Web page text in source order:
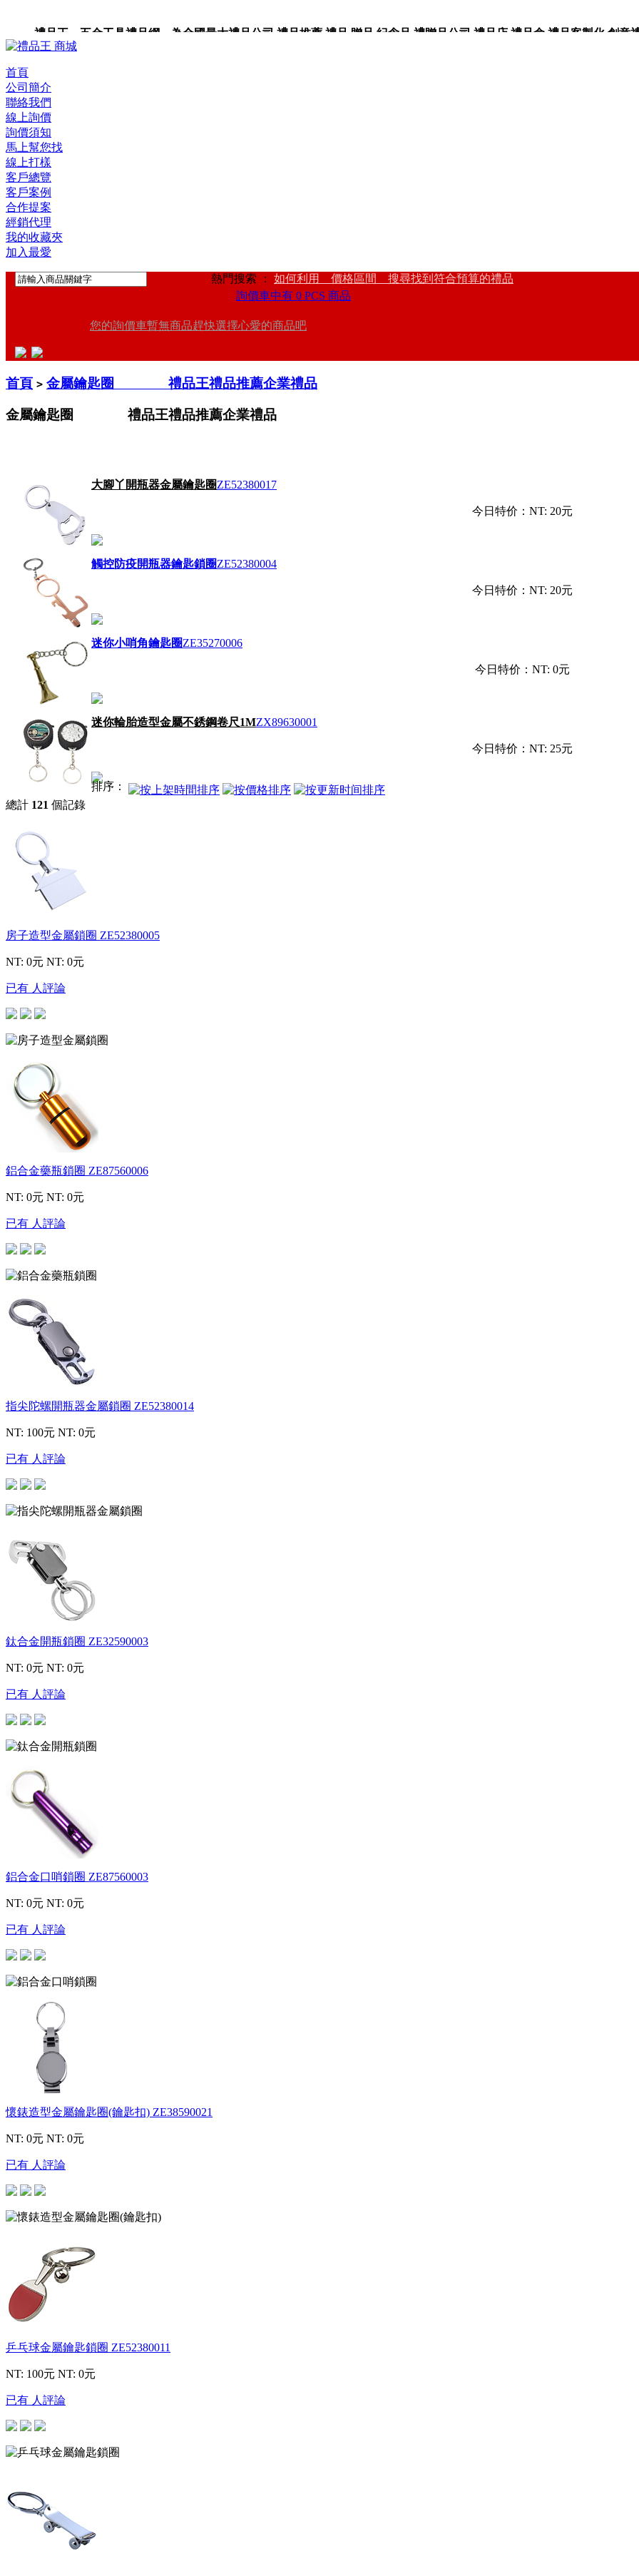
禮品王 五金工具禮品網 為全國最大禮品公司,禮品推薦,禮品,贈品,紀念品,禮贈品公司,禮品店,禮品盒,禮品客製化,創意
首頁
公司簡介
聯絡我們
線上詢價
詢價須知
馬上幫您找
線上打樣
客戶總覽
客戶案例
合作提案
經銷代理
我的收藏夾
加入最愛
熱門搜索 ： 如何利用 價格區間 搜尋找到符合預算的禮品
詢價車中有 0 PCS 商品
您的詢價車暫無商品趕快選擇心愛的商品吧
首頁 > 金屬鑰匙圈 禮品王禮品推薦企業禮品
金屬鑰匙圈 禮品王禮品推薦企業禮品
大腳丫開瓶器金屬鑰匙圈ZE52380017
今日特价： NT: 20元
觸控防疫開瓶器鑰匙鎖圈ZE52380004
今日特价： NT: 20元
迷你小哨角鑰匙圈ZE35270006
今日特价： NT: 0元
迷你輪胎造型金屬不銹鋼卷尺1MZX89630001
今日特价： NT: 25元
排序：
總計 121 個記錄
房子造型金屬鎖圈 ZE52380005
NT: 0元 NT: 0元
已有 人評論
鋁合金藥瓶鎖圈 ZE87560006
NT: 0元 NT: 0元
已有 人評論
指尖陀螺開瓶器金屬鎖圈 ZE52380014
NT: 100元 NT: 0元
已有 人評論
鈦合金開瓶鎖圈 ZE32590003
NT: 0元 NT: 0元
已有 人評論
鋁合金口哨鎖圈 ZE87560003
NT: 0元 NT: 0元
已有 人評論
懷錶造型金屬鑰匙圈(鑰匙扣) ZE38590021
NT: 0元 NT: 0元
已有 人評論
乒乓球金屬鑰匙鎖圈 ZE52380011
NT: 100元 NT: 0元
已有 人評論